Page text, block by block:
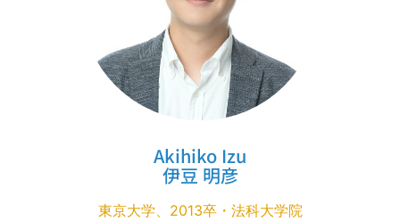
Akihiko Izu
伊豆 明彦
東京大学、2013卒・法科大学院